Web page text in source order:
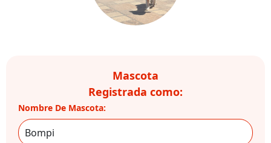
Mascota
Registrada como:
Nombre De Mascota: